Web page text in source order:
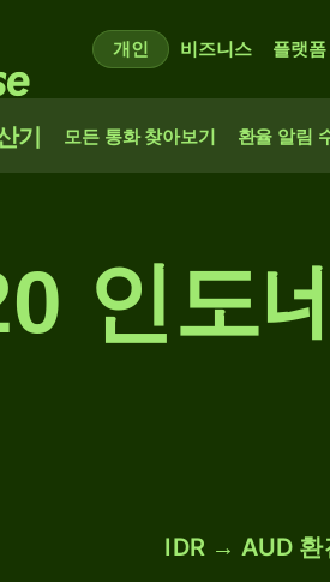
개인 비즈니스 플랫폼
기 모든 통화 찾아보기 환율 알림
인도
IDR → AUD 환